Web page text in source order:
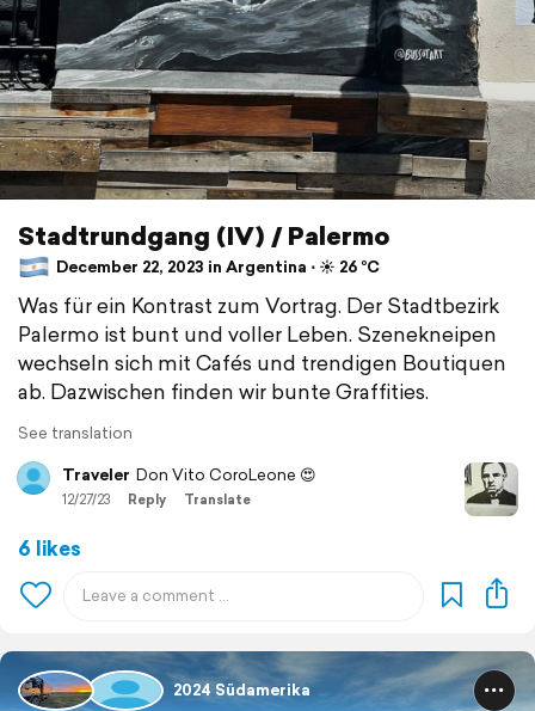
Stadtrundgang (IV) / Palermo
December 22, 2023 in Argentina ⋅ ☀️ 26 °C
Was für ein Kontrast zum Vortrag. Der Stadtbezirk
Palermo ist bunt und voller Leben. Szenekneipen
wechseln sich mit Cafés und trendigen Boutiquen
ab. Dazwischen finden wir bunte Graffities.
See translation
Traveler Don Vito CoroLeone 😍
12/27/23 Reply Translate
6 likes
2024 Südamerika